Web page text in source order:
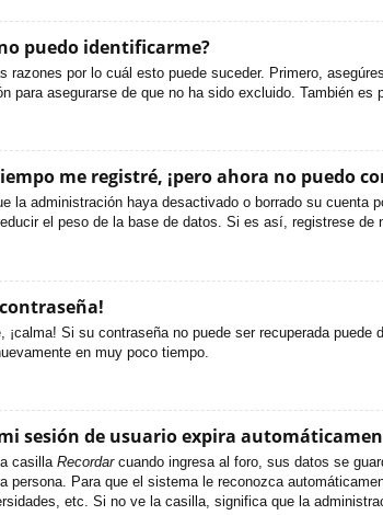
puedo identificarme?
razones por lo cuál esto puede suceder. Primero,
para asegurarse de que no ha sido excluido. También
me registré, ¡pero ahora no puedo
la administración haya desactivado o borrado su cuenta
el peso de la base de datos. Si es así, registrese de
¡calma! Si su contraseña no puede ser recuperada
en muy poco tiempo.
sesión de usuario expira
casillaRecordarcuando ingresa al foro, sus datos se
persona. Para que el sistema le reconozca
etc. Si no ve la casilla, significa que la